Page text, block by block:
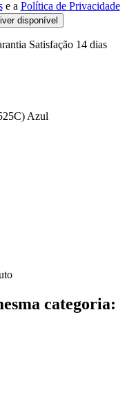
e a Política de Privacidade
disponível
Satisfação 14 dias
Azul
categoria: